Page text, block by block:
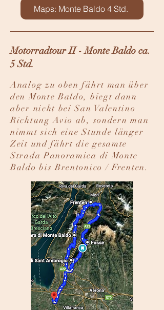
Maps: Monte Baldo 4 Std.
Motorradtour II - Monte Baldo ca.
5 Std.
Analog zu oben fährt man über
den Monte Baldo, biegt dann
aber nicht bei San Valentino
Richtung Avio ab, sondern man
nimmt sich eine Stunde länger
Zeit und fährt die gesamte
Strada Panoramica di Monte
Baldo bis Brentonico / Frenten.